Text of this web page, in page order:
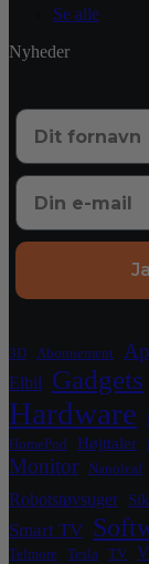
Se alle
Nyheder
3D Abonnement
Elbil Gadgets
Hardware
HomePod
Højttaler
Monitor Nanoleaf
Robotstøvsuger
Smart TV
Telmore Tesla TV